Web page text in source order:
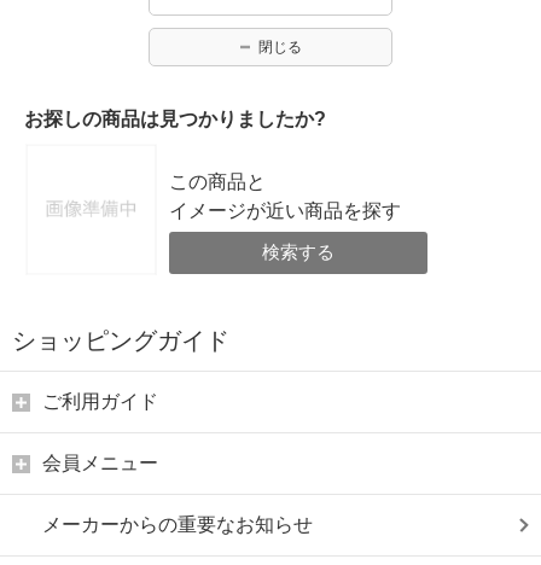
閉じる
お探しの商品は見つかりましたか?
この商品と
イメージが近い商品を探す
検索する
ショッピングガイド
ご利用ガイド
会員メニュー
メーカーからの重要なお知らせ